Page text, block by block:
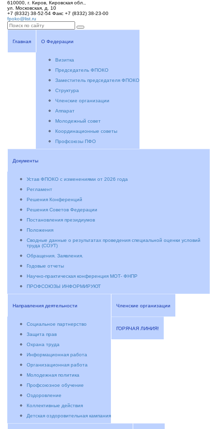
610000, г. Киров, Кировская обл.,
ул. Московская, д. 10
+7 (8332) 38-52-54 Факс +7 (8332) 38-23-00
fpoko@list.ru
Главная О Федерации
Визитка
Председатель ФПОКО
Заместитель председателя ФПОКО
Структура
Членские организации
Аппарат
Молодежный совет
Координационные советы
Профсоюзы ПФО
Документы
Устав ФПОКО с изменениями от 2026 года
Регламент
Решения Конференций
Решения Советов Федерации
Постановления президиумов
Положения
Сводные данные о результатах проведения специальной оценки условий
труда (СОУТ)
Обращения. Заявления.
Годовые отчеты
Научно-практическая конференция МОТ- ФНПР
ПРОФСОЮЗЫ ИНФОРМИРУЮТ
Направления деятельности
Социальное партнерство
Защита прав
Охрана труда
Информационная работа
Организационная работа
Молодежная политика
Профсоюзное обучение
Оздоровление
Коллективные действия
Детская оздоровительная кампания
Членские организации
ГОРЯЧАЯ ЛИНИЯ!